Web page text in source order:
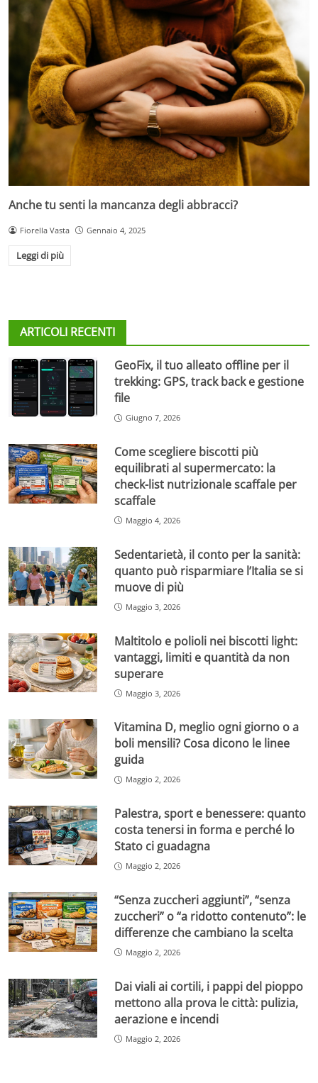
Anche tu senti la mancanza degli abbracci?
Fiorella Vasta Gennaio 4, 2025
Leggi di più
ARTICOLI RECENTI
GeoFix, il tuo alleato offline per il
trekking: GPS, track back e gestione
file
Giugno 7, 2026
Come scegliere biscotti più
equilibrati al supermercato: la
check-list nutrizionale scaffale per
scaffale
Maggio 4, 2026
Sedentarietà, il conto per la sanità:
quanto può risparmiare l’Italia se si
muove di più
Maggio 3, 2026
Maltitolo e polioli nei biscotti light:
vantaggi, limiti e quantità da non
superare
Maggio 3, 2026
Vitamina D, meglio ogni giorno o a
boli mensili? Cosa dicono le linee
guida
Maggio 2, 2026
Palestra, sport e benessere: quanto
costa tenersi in forma e perché lo
Stato ci guadagna
Maggio 2, 2026
“Senza zuccheri aggiunti”, “senza
zuccheri” o “a ridotto contenuto”: le
differenze che cambiano la scelta
Maggio 2, 2026
Dai viali ai cortili, i pappi del pioppo
mettono alla prova le città: pulizia,
aerazione e incendi
Maggio 2, 2026